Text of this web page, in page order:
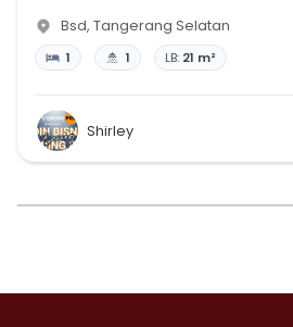
Bsd, Tangerang Selatan
1 1 LB: 21 m²
Shirley